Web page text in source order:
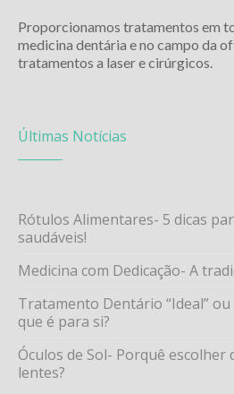
Proporcionamos tratamentos em
medicina dentária e no campo da
tratamentos a laser e cirúrgicos.
Últimas Notícias
Rótulos Alimentares- 5 dicas
saudáveis!
Medicina com Dedicação- A
Tratamento Dentário “Ideal”
que é para si?
Óculos de Sol- Porquê escolher
lentes?